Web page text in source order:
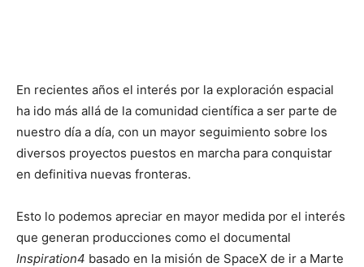
En recientes años el interés por la exploración espacial
ha ido más allá de la comunidad científica a ser parte de
nuestro día a día, con un mayor seguimiento sobre los
diversos proyectos puestos en marcha para conquistar
en definitiva nuevas fronteras.
Esto lo podemos apreciar en mayor medida por el interés
que generan producciones como el documental
Inspiration4 basado en la misión de SpaceX de ir a Marte